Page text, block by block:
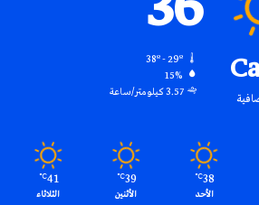
15%
3.57 كيلومتر/ساعة
38
℃
الأحد
39
℃
الأثنين
41
℃
الثلاثاء